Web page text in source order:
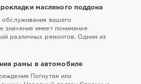
масляного поддона
обслуживания вашего
имеет понимание
различных ремонтов. Одним из
рамы в автомобиле
Погнутая или